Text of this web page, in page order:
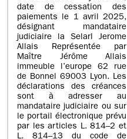
date de cessation des
paiements le 1 avril 2025,
désignant mandataire
judiciaire la Selarl Jerome
Allais Représentée par
Maître Jérôme Allais
immeuble l’europe 62 rue
de Bonnel 69003 Lyon. Les
déclarations des créances
sont à adresser au
mandataire judiciaire ou sur
le portail électronique prévu
par les articles L. 814–2 et
L. 814–13 du code de